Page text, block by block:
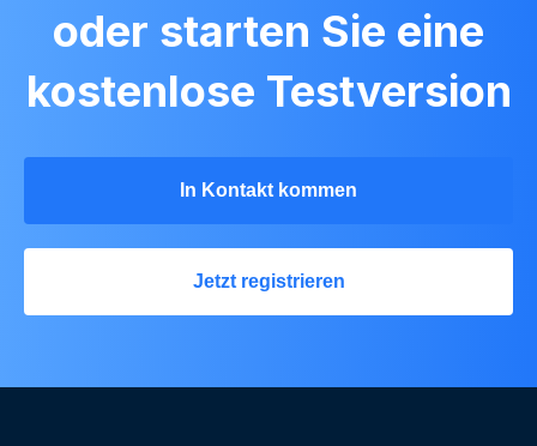
oder starten Sie eine
kostenlose Testversion
In Kontakt kommen
Jetzt registrieren